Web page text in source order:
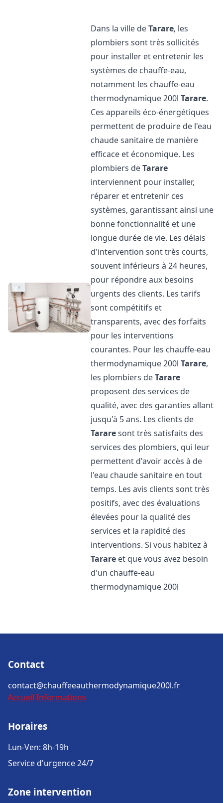
Dans la ville deTarare, les
plombiers sont très sollicités
pour installer et entretenir les
systèmes de chauffe-eau,
notamment les chauffe-eau
thermodynamique 200lTarare.
Ces appareils éco-énergétiques
permettent de produire de l'eau
chaude sanitaire de manière
efficace et économique. Les
plombiers deTarare
interviennent pour installer,
réparer et entretenir ces
systèmes, garantissant ainsi une
bonne fonctionnalité et une
longue durée de vie. Les délais
d'intervention sont très courts,
souvent inférieurs à 24 heures,
pour répondre aux besoins
urgents des clients. Les tarifs
sont compétitifs et
transparents, avec des forfaits
pour les interventions
courantes. Pour les chauffe-eau
thermodynamique 200lTarare,
les plombiers deTarare
proposent des services de
qualité, avec des garanties allant
jusqu'à 5 ans. Les clients de
Tararesont très satisfaits des
services des plombiers, qui leur
permettent d'avoir accès à de
l'eau chaude sanitaire en tout
temps. Les avis clients sont très
positifs, avec des évaluations
élevées pour la qualité des
services et la rapidité des
interventions. Si vous habitez à
Tarare et que vous avez besoin
d'un chauffe-eau
thermodynamique 200l
Contact
contact@chauffeeauthermodynamique200l.fr
Accueil Informations
Horaires
Lun-Ven: 8h-19h
Service d'urgence 24/7
Zone intervention